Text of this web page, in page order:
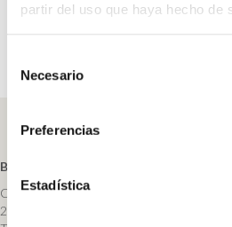
partir del uso que haya hecho de
c
Necesario
Preferencias
Estadística
BODEGAS NAVAJAS S.L.
Camino Valgarauz 2
26370 - Navarrete - La Rioja - España